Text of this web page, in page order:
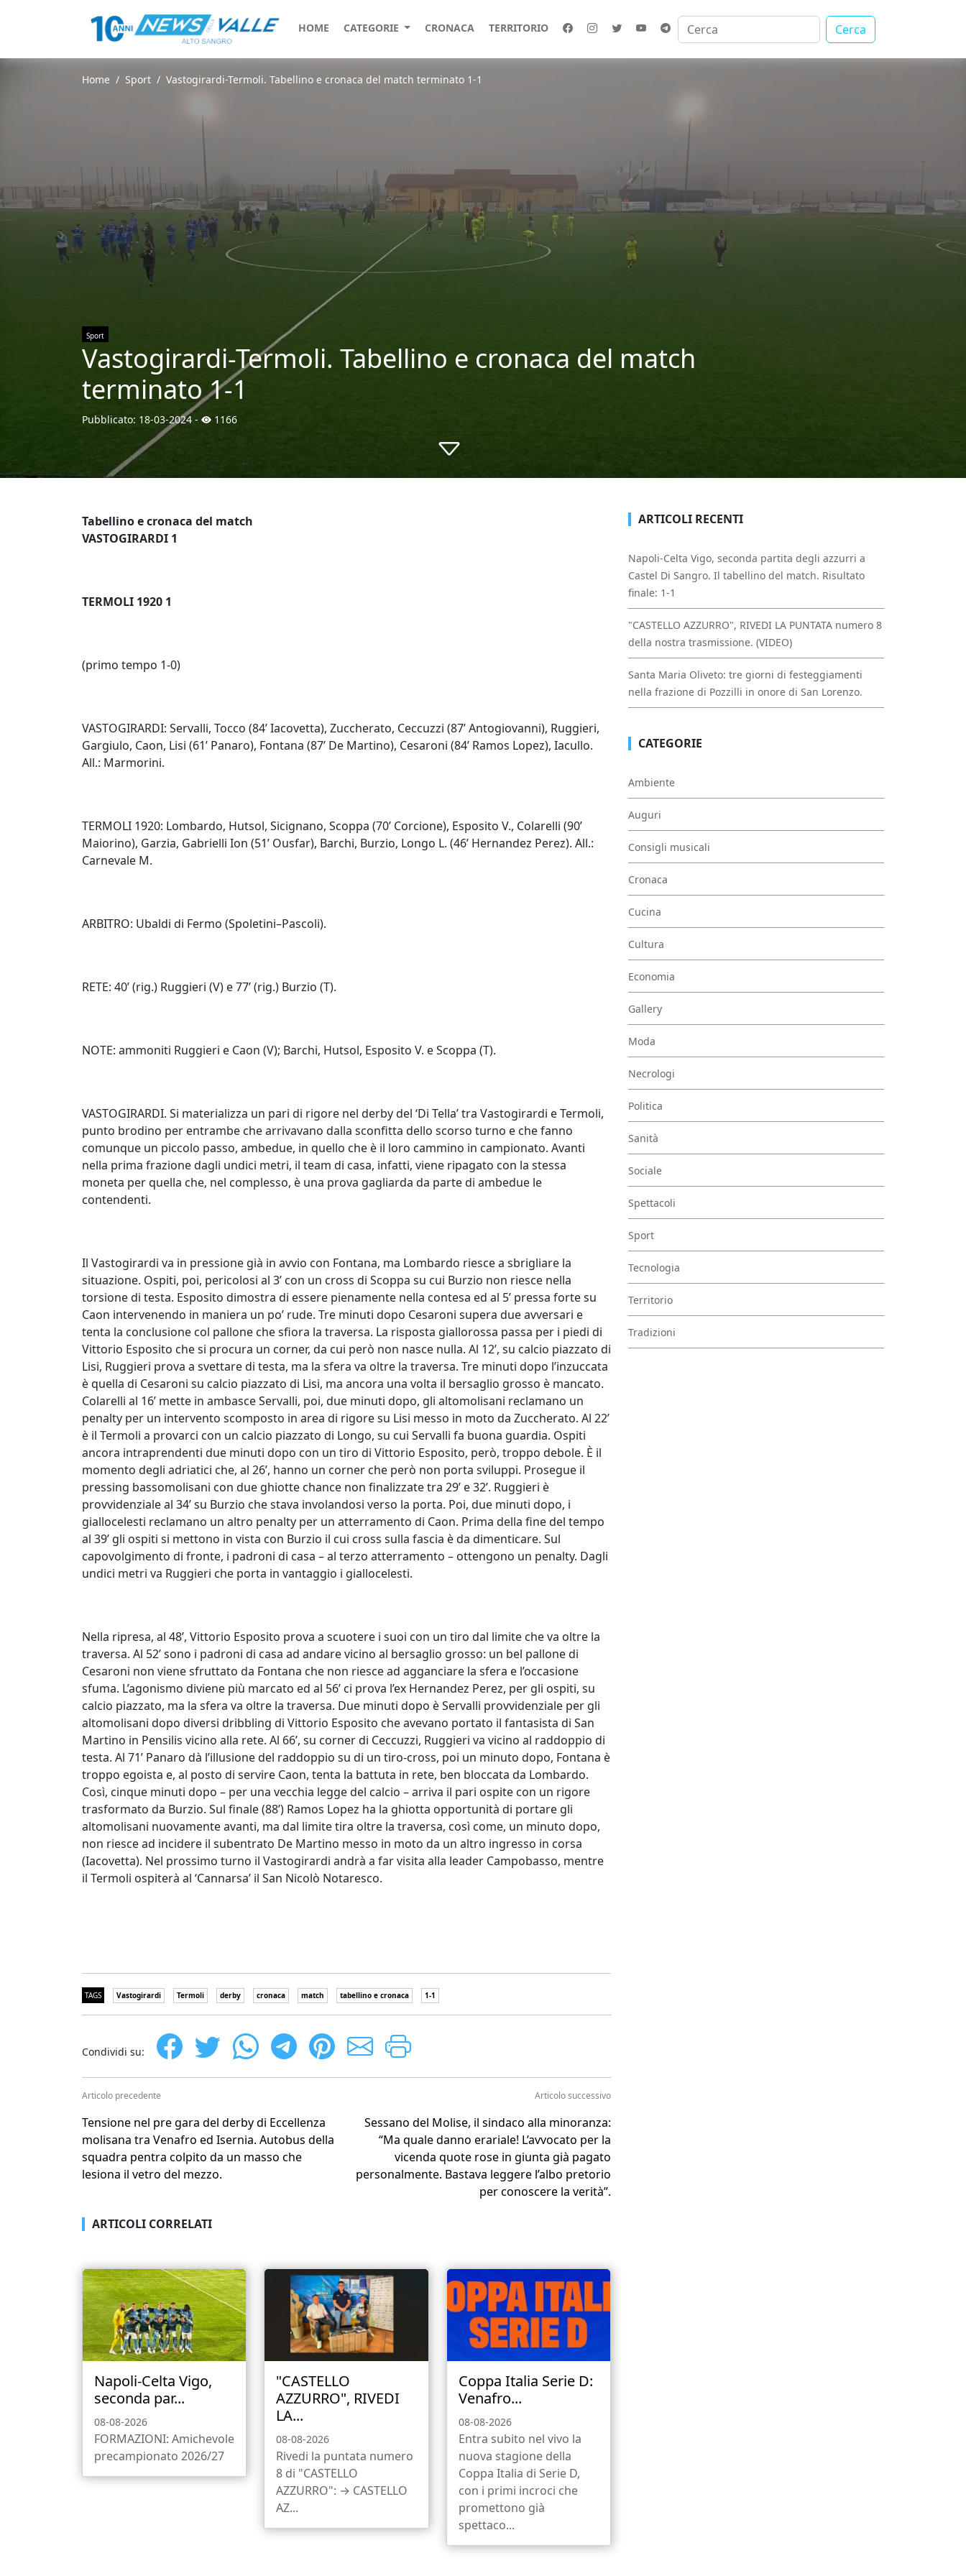
HOME CATEGORIE CRONACA TERRITORIO Cerca
Home Sport Vastogirardi-Termoli. Tabellino e cronaca del match terminato 1-1
Sport
Vastogirardi-Termoli. Tabellino e cronaca del match
terminato 1-1
Pubblicato: 18-03-2024 - 1166
Tabellino e cronaca del match
VASTOGIRARDI 1
TERMOLI 1920 1
(primo tempo 1-0)
VASTOGIRARDI: Servalli, Tocco (84’ Iacovetta), Zuccherato, Ceccuzzi (87’ Antogiovanni), Ruggieri,
Gargiulo, Caon, Lisi (61’ Panaro), Fontana (87’ De Martino), Cesaroni (84’ Ramos Lopez), Iacullo.
All.: Marmorini.
TERMOLI 1920: Lombardo, Hutsol, Sicignano, Scoppa (70’ Corcione), Esposito V., Colarelli (90’
Maiorino), Garzia, Gabrielli Ion (51’ Ousfar), Barchi, Burzio, Longo L. (46’ Hernandez Perez). All.:
Carnevale M.
ARBITRO: Ubaldi di Fermo (Spoletini–Pascoli).
RETE: 40’ (rig.) Ruggieri (V) e 77’ (rig.) Burzio (T).
NOTE: ammoniti Ruggieri e Caon (V); Barchi, Hutsol, Esposito V. e Scoppa (T).
VASTOGIRARDI. Si materializza un pari di rigore nel derby del ‘Di Tella’ tra Vastogirardi e Termoli,
punto brodino per entrambe che arrivavano dalla sconfitta dello scorso turno e che fanno
comunque un piccolo passo, ambedue, in quello che è il loro cammino in campionato. Avanti
nella prima frazione dagli undici metri, il team di casa, infatti, viene ripagato con la stessa
moneta per quella che, nel complesso, è una prova gagliarda da parte di ambedue le
contendenti.
Il Vastogirardi va in pressione già in avvio con Fontana, ma Lombardo riesce a sbrigliare la
situazione. Ospiti, poi, pericolosi al 3’ con un cross di Scoppa su cui Burzio non riesce nella
torsione di testa. Esposito dimostra di essere pienamente nella contesa ed al 5’ pressa forte su
Caon intervenendo in maniera un po’ rude. Tre minuti dopo Cesaroni supera due avversari e
tenta la conclusione col pallone che sfiora la traversa. La risposta giallorossa passa per i piedi di
Vittorio Esposito che si procura un corner, da cui però non nasce nulla. Al 12’, su calcio piazzato di
Lisi, Ruggieri prova a svettare di testa, ma la sfera va oltre la traversa. Tre minuti dopo l’inzuccata
è quella di Cesaroni su calcio piazzato di Lisi, ma ancora una volta il bersaglio grosso è mancato.
Colarelli al 16’ mette in ambasce Servalli, poi, due minuti dopo, gli altomolisani reclamano un
penalty per un intervento scomposto in area di rigore su Lisi messo in moto da Zuccherato. Al 22’
è il Termoli a provarci con un calcio piazzato di Longo, su cui Servalli fa buona guardia. Ospiti
ancora intraprendenti due minuti dopo con un tiro di Vittorio Esposito, però, troppo debole. È il
momento degli adriatici che, al 26’, hanno un corner che però non porta sviluppi. Prosegue il
pressing bassomolisani con due ghiotte chance non finalizzate tra 29’ e 32’. Ruggieri è
provvidenziale al 34’ su Burzio che stava involandosi verso la porta. Poi, due minuti dopo, i
giallocelesti reclamano un altro penalty per un atterramento di Caon. Prima della fine del tempo
al 39’ gli ospiti si mettono in vista con Burzio il cui cross sulla fascia è da dimenticare. Sul
capovolgimento di fronte, i padroni di casa – al terzo atterramento – ottengono un penalty. Dagli
undici metri va Ruggieri che porta in vantaggio i giallocelesti.
Nella ripresa, al 48’, Vittorio Esposito prova a scuotere i suoi con un tiro dal limite che va oltre la
traversa. Al 52’ sono i padroni di casa ad andare vicino al bersaglio grosso: un bel pallone di
Cesaroni non viene sfruttato da Fontana che non riesce ad agganciare la sfera e l’occasione
sfuma. L’agonismo diviene più marcato ed al 56’ ci prova l’ex Hernandez Perez, per gli ospiti, su
calcio piazzato, ma la sfera va oltre la traversa. Due minuti dopo è Servalli provvidenziale per gli
altomolisani dopo diversi dribbling di Vittorio Esposito che avevano portato il fantasista di San
Martino in Pensilis vicino alla rete. Al 66’, su corner di Ceccuzzi, Ruggieri va vicino al raddoppio di
testa. Al 71’ Panaro dà l’illusione del raddoppio su di un tiro-cross, poi un minuto dopo, Fontana è
troppo egoista e, al posto di servire Caon, tenta la battuta in rete, ben bloccata da Lombardo.
Così, cinque minuti dopo – per una vecchia legge del calcio – arriva il pari ospite con un rigore
trasformato da Burzio. Sul finale (88’) Ramos Lopez ha la ghiotta opportunità di portare gli
altomolisani nuovamente avanti, ma dal limite tira oltre la traversa, così come, un minuto dopo,
non riesce ad incidere il subentrato De Martino messo in moto da un altro ingresso in corsa
(Iacovetta). Nel prossimo turno il Vastogirardi andrà a far visita alla leader Campobasso, mentre
il Termoli ospiterà al ‘Cannarsa’ il San Nicolò Notaresco.
TAGS Vastogirardi Termoli derby cronaca match tabellino e cronaca 1-1
Condividi su:
Articolo precedente
Tensione nel pre gara del derby di Eccellenza
molisana tra Venafro ed Isernia. Autobus della
squadra pentra colpito da un masso che
lesiona il vetro del mezzo.
Articolo successivo
Sessano del Molise, il sindaco alla minoranza:
“Ma quale danno erariale! L’avvocato per la
vicenda quote rose in giunta già pagato
personalmente. Bastava leggere l’albo pretorio
per conoscere la verità”.
ARTICOLI CORRELATI
Napoli-Celta Vigo,
seconda par...
08-08-2026
FORMAZIONI: Amichevole
precampionato 2026/27
"CASTELLO
AZZURRO", RIVEDI
LA...
08-08-2026
Rivedi la puntata numero
8 di "CASTELLO
AZZURRO": → CASTELLO
AZ...
Coppa Italia Serie D:
Venafro...
08-08-2026
Entra subito nel vivo la
nuova stagione della
Coppa Italia di Serie D,
con i primi incroci che
promettono già
spettaco...
ARTICOLI RECENTI
Napoli-Celta Vigo, seconda partita degli azzurri a
Castel Di Sangro. Il tabellino del match. Risultato
finale: 1-1
"CASTELLO AZZURRO", RIVEDI LA PUNTATA numero 8
della nostra trasmissione. (VIDEO)
Santa Maria Oliveto: tre giorni di festeggiamenti
nella frazione di Pozzilli in onore di San Lorenzo.
CATEGORIE
Ambiente
Auguri
Consigli musicali
Cronaca
Cucina
Cultura
Economia
Gallery
Moda
Necrologi
Politica
Sanità
Sociale
Spettacoli
Sport
Tecnologia
Territorio
Tradizioni